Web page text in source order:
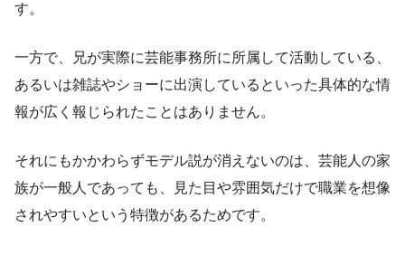
す。
一方で、兄が実際に芸能事務所に所属して活動している、
あるいは雑誌やショーに出演しているといった具体的な情
報が広く報じられたことはありません。
それにもかかわらずモデル説が消えないのは、芸能人の家
族が一般人であっても、見た目や雰囲気だけで職業を想像
されやすいという特徴があるためです。